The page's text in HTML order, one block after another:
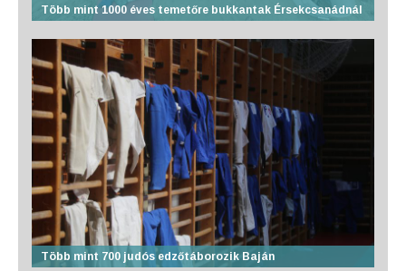
Több mint 1000 éves temetőre bukkantak Érsekcsanádnál
Több mint 700 judós edzőtáborozik Baján